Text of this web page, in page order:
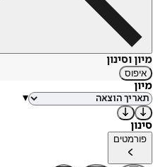
מיון וסינון
איפוס
מיון
▾
סינון
פורמטים